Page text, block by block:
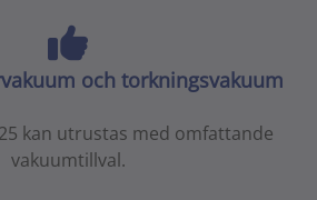
och torkningsvakuum
kan utrustas med omfattande
vakuumtillval.